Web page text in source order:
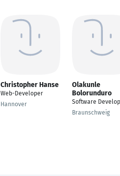
Christopher Hanse
Web-Developer
Hannover
Olakunle
Bolorunduro
Software
Braunschweig